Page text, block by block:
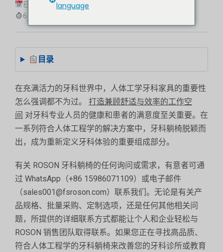
已更新：2025-08-26
6 分钟阅读
目录
在充满活力的牙科世界中，人体工学牙科家具的重要性
怎么强调都不为过。 打造兼顾舒适与效率的工作空
间 对牙科专业人员的健康和患者的满意度至关重要。在
一系列符合人体工程学的解决方案中，牙科躺椅脱颖而
出，成为重新定义牙科体验的重要组成部分。
有关 ROSON 牙科躺椅的任何询问或需求，有意者可通
过 WhatsApp（+86 15986071109）或电子邮件
（sales001@fsroson.com）联系我们。无论是有关产
品规格、批量采购、定制选项，还是任何其他相关问
题，所提供的详细联系方式都能让个人和企业轻松与
ROSON 销售团队取得联系。如果您正在寻找高品质、
符合人体工程学的牙科躺椅来改善您的牙科诊所或教育
language